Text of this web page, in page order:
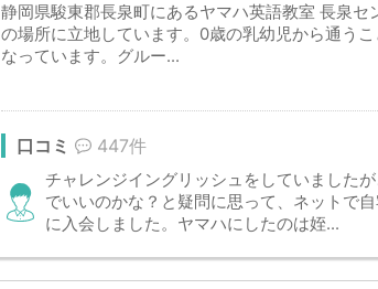
静岡県駿東郡長泉町にあるヤマハ英語教室 長泉
の場所に立地しています。0歳の乳幼児から通う
なっています。グルー...
口コミ 447件
チャレンジイングリッシュをしていました
でいいのかな？と疑問に思って、ネットで
に入会しました。ヤマハにしたのは姪...